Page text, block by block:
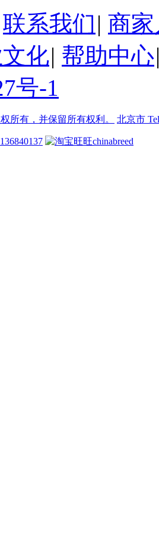
联系我们 | 商
化| 帮助中心
号-1
所有，并保留所有权利。 北京市
chinabreed